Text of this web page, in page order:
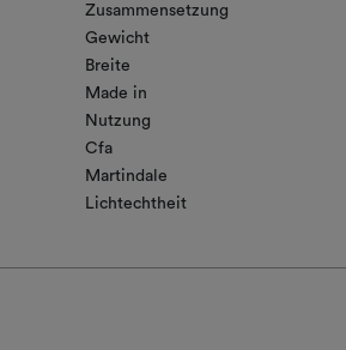
Zusammensetzung
Gewicht
Breite
Made in
Nutzung
Cfa
Martindale
Lichtechtheit